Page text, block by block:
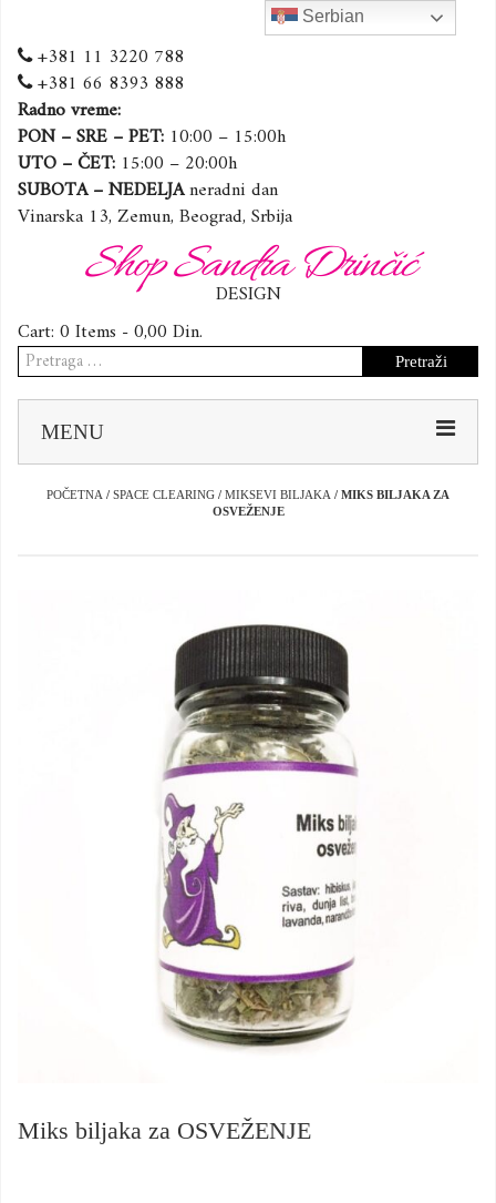
+381 11 3220 788
+381 66 8393 888
Radno vreme:
PON – SRE – PET: 10:00 – 15:00h
UTO – ČET: 15:00 – 20:00h
SUBOTA – NEDELJAneradni dan
Vinarska 13, Zemun, Beograd, Srbija
Shop Sandra Drinčić
DESIGN
Cart: 0 Items -0,00 Din.
Pretraga
za:
MENU
POČETNA / SPACE CLEARING / MIKSEVI BILJAKA / MIKS BILJAKA ZA
OSVEŽENJE
Miks biljaka za OSVEŽENJE
Serbian